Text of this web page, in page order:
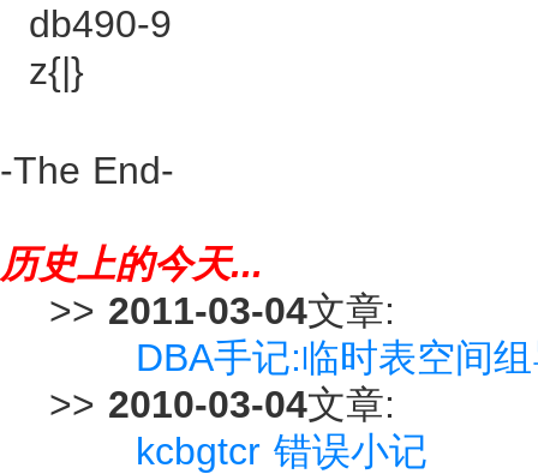
db490-9
z{|}
-The End-
历史上的今天...
>> 2011-03-04文章:
DBA手记:临时表空间
>> 2010-03-04文章:
kcbgtcr 错误小记